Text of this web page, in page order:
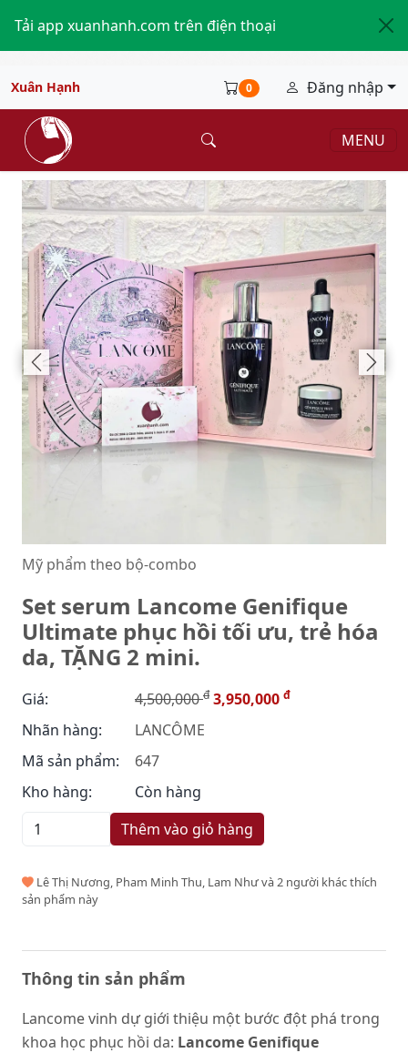
Tải app xuanhanh.com trên điện thoại
Xuân Hạnh 0 Đăng nhập
MENU
Mỹ phẩm theo bộ-combo
Set serum Lancome Genifique
Ultimate phục hồi tối ưu, trẻ hóa
da, TẶNG 2 mini.
Giá: 4,500,000đ 3,950,000 đ
Nhãn hàng:
LANCÔME
Mã sản phẩm:
647
Kho hàng:
Còn hàng
Thêm vào giỏ hàng
Lê Thị Nương, Pham Minh Thu, Lam Như và 2 người khác thích
sản phẩm này
Thông tin sản phẩm
Lancome vinh dự giới thiệu một bước đột phá trong
khoa học phục hồi da: Lancome Genifique